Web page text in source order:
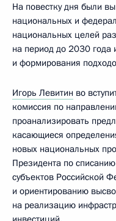
На повестку дня были
национальных и
национальных целей
на период до 2030 года
и формирования
Игорь Левитин во
комиссия по
проанализировать
касающиеся
новых национальных
Президента по
субъектов Российской
и ориентированию
на реализацию